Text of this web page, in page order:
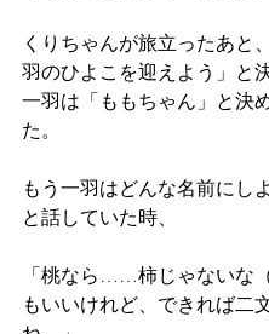
くりちゃんが旅立ったあと
羽のひよこを迎えよう」と
一羽は「ももちゃん」と決
た。
もう一羽はどんな名前にし
と話していた時、
「桃なら……柿じゃないな
もいいけれど、できれば二